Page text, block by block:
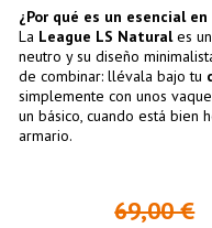
¿Por qué es un esencial en
La League LS Naturales
neutro y su diseño
de combinar: llévala bajo tu
simplemente con unos
un básico, cuando está bien
armario.
69,00 €